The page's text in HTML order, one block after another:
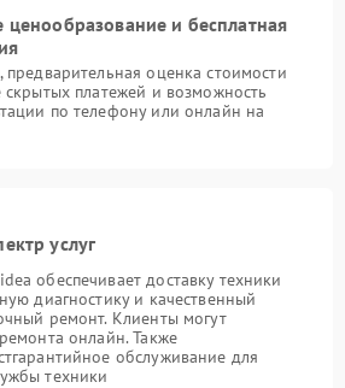
ценообразование и бесплатная
предварительная оценка стоимости
скрытых платежей и возможность
по телефону или онлайн на
услуг
обеспечивает доставку техники
диагностику и качественный
ремонт. Клиенты могут
онлайн. Также
обслуживание для
техники